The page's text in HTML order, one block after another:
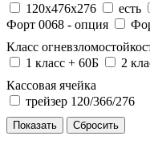
120х476х276
есть
Форт 0068 - опция
Класс
1 класс + 60Б
2
Кассовая ячейка
трейзер 120/366/276